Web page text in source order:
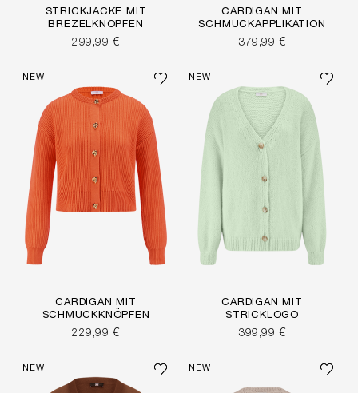
STRICKJACKE MIT
BREZELKNÖPFEN
299,99 €
CARDIGAN MIT
SCHMUCKAPPLIKATION
379,99 €
NEW
CARDIGAN MIT
SCHMUCKKNÖPFEN
229,99 €
NEW
CARDIGAN MIT
STRICKLOGO
399,99 €
NEW NEW